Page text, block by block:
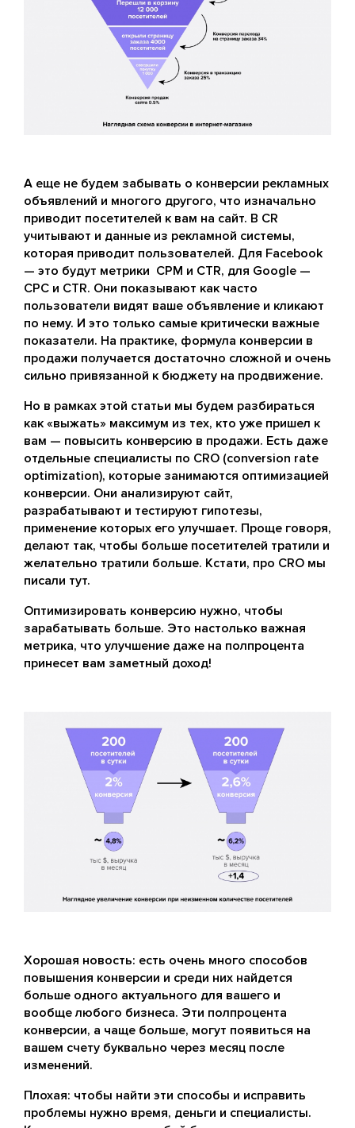
А еще не будем забывать о конверсии рекламных
объявлений и многого другого, что изначально
приводит посетителей к вам на сайт. В CR
учитывают и данные из рекламной системы,
которая приводит пользователей. Для Facebook
— это будут метрики CPM и CTR, для Google —
CPC и CTR. Они показывают как часто
пользователи видят ваше объявление и кликают
по нему. И это только самые критически важные
показатели. На практике, формула конверсии в
продажи получается достаточно сложной и очень
сильно привязанной к бюджету на продвижение.
Но в рамках этой статьи мы будем разбираться
как «выжать» максимум из тех, кто уже пришел к
вам — повысить конверсию в продажи. Есть даже
отдельные специалисты по CRO (conversion rate
optimization), которые занимаются оптимизацией
конверсии. Они анализируют сайт,
разрабатывают и тестируют гипотезы,
применение которых его улучшает. Проще говоря,
делают так, чтобы больше посетителей тратили и
желательно тратили больше. Кстати, про CRO мы
писали тут.
Оптимизировать конверсию нужно, чтобы
зарабатывать больше. Это настолько важная
метрика, что улучшение даже на полпроцента
принесет вам заметный доход!
Хорошая новость: есть очень много способов
повышения конверсии и среди них найдется
больше одного актуального для вашего и
вообще любого бизнеса. Эти полпроцента
конверсии, а чаще больше, могут появиться на
вашем счету буквально через месяц после
изменений.
Плохая: чтобы найти эти способы и исправить
проблемы нужно время, деньги и специалисты.